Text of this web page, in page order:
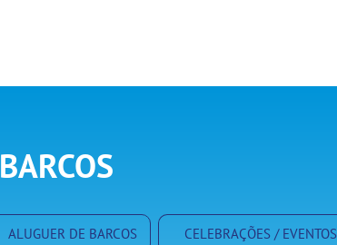
BARCOS
ALUGUER DE BARCOS CELEBRAÇÕES / EVENTOS